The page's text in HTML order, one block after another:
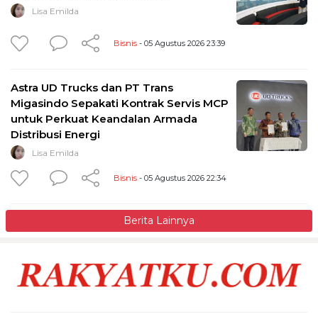
Lisa Emilda
Bisnis - 05 Agustus 2026 23:39
Astra UD Trucks dan PT Trans
Migasindo Sepakati Kontrak Servis MCP
untuk Perkuat Keandalan Armada
Distribusi Energi
Lisa Emilda
Bisnis - 05 Agustus 2026 22:34
Berita Lainnya